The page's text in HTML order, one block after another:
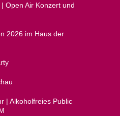
Open Air Konzert und
2026 im Haus der
| Alkoholfreies Public